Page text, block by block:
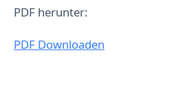
PDF herunter:
PDF Downloaden